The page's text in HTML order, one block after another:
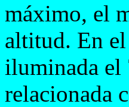
máximo, el
altitud. En
iluminada el
relacionada